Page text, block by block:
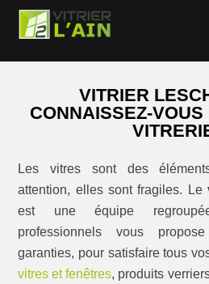
VITRIER
CONNAISSEZ-
Les vitres sont des
attention, elles sont fragiles. Le
est une équipe
professionnels vous
garanties, pour satisfaire tous
vitres et fenêtres, produits